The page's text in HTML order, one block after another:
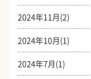
2024年11月(2)
2024年10月(1)
2024年7月(1)